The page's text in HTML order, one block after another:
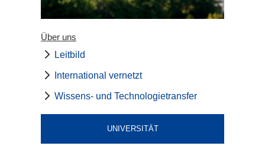
Über uns
Leitbild
International vernetzt
Wissens- und Technologietransfer
UNIVERSITÄT